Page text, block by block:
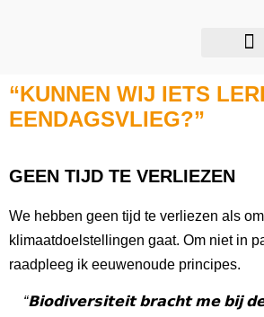
“KUNNEN WIJ IETS
EENDAGSVLIEG?”
GEEN TIJD TE VERLIEZEN
We hebben geen tijd te verliezen als
klimaatdoelstellingen gaat. Om niet in
raadpleeg ik eeuwenoude principes.
“𝗕𝗶𝗼𝗱𝗶𝘃𝗲𝗿𝘀𝗶𝘁𝗲𝗶𝘁 𝗯𝗿𝗮𝗰𝗵𝘁 𝗺𝗲 𝗯𝗶𝗷